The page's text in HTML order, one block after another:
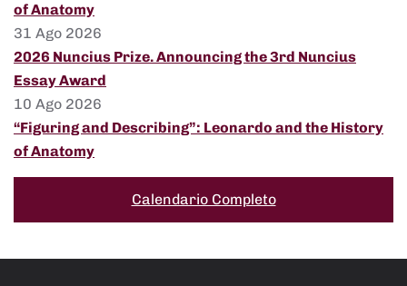
of Anatomy
31 Ago 2026
2026 Nuncius Prize. Announcing the 3rd Nuncius
Essay Award
10 Ago 2026
“Figuring and Describing”: Leonardo and the History
of Anatomy
Calendario Completo